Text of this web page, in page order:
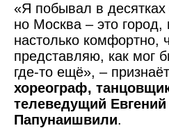
«Я побывал в десятках
но Москва – это город,
настолько комфортно,
представляю, как мог
где-то ещё», –
хореограф,
телеведущий Евгений
Папунаишвили.